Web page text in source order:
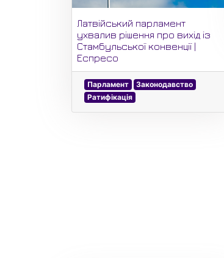
Латвійський парламент
ухвалив рішення про вихід із
Стамбульської конвенції |
Еспресо
Парламент
Законодавство
Ратифікація